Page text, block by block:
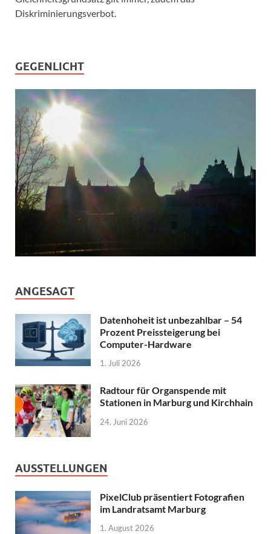
Diskriminierungsverbot.
GEGENLICHT
ANGESAGT
Datenhoheit ist unbezahlbar – 54
Prozent Preissteigerung bei
Computer-Hardware
1. Juli 2026
Radtour für Organspende mit
Stationen in Marburg und Kirchhain
24. Juni 2026
AUSSTELLUNGEN
PixelClub präsentiert Fotografien
im Landratsamt Marburg
1. August 2026